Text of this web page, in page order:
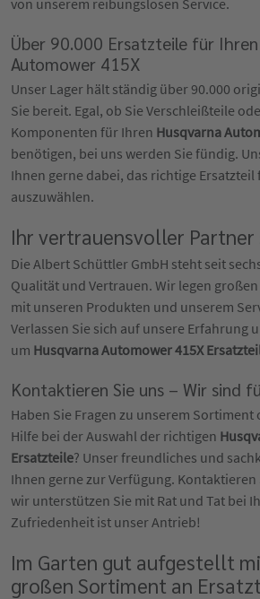
Über 90.000 Ersatzteile für
Automower 415X
Unser Lager hält ständig über 90.000
Sie bereit. Egal, ob Sie Verschleißteile
Komponenten für Ihren Husqvarna
benötigen, bei uns werden Sie fündig.
Ihnen gerne dabei, das richtige Ersatzteil
auszuwählen.
Ihr vertrauensvoller Partner
Die Albert Schüttler GmbH steht seit
Qualität und Vertrauen. Wir legen
mit unseren Produkten und unserem
Verlassen Sie sich auf unsere Erfahrung
um Husqvarna Automower 415X
Kontaktieren Sie uns – Wir sind
Haben Sie Fragen zu unserem
Hilfe bei der Auswahl der richtigen
Ersatzteile? Unser freundliches und
Ihnen gerne zur Verfügung.
wir unterstützen Sie mit Rat und Tat bei
Zufriedenheit ist unser Antrieb!
Im Garten gut aufgestellt
großen Sortiment an